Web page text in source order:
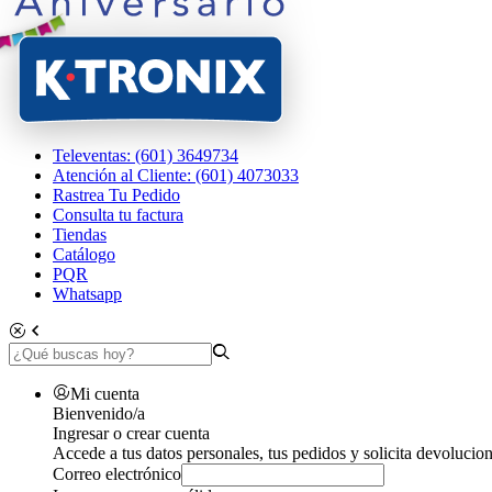
Televentas: (601) 3649734
Atención al Cliente: (601) 4073033
Rastrea Tu Pedido
Consulta tu factura
Tiendas
Catálogo
PQR
Whatsapp
Mi cuenta
Bienvenido/a
Ingresar o crear cuenta
Accede a tus datos personales, tus pedidos y solicita
Correo electrónico